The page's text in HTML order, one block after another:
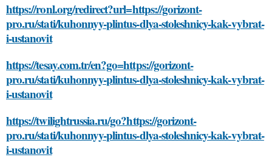
https://ronl.org/redirect?url=https://gorizont-
pro.ru/stati/kuhonnyy-plintus-dlya-stoleshnicy-kak-vybrat-
i-ustanovit
https://tesay.com.tr/en?go=https://gorizont-
pro.ru/stati/kuhonnyy-plintus-dlya-stoleshnicy-kak-vybrat-
i-ustanovit
https://twilightrussia.ru/go?https://gorizont-
pro.ru/stati/kuhonnyy-plintus-dlya-stoleshnicy-kak-vybrat-
i-ustanovit